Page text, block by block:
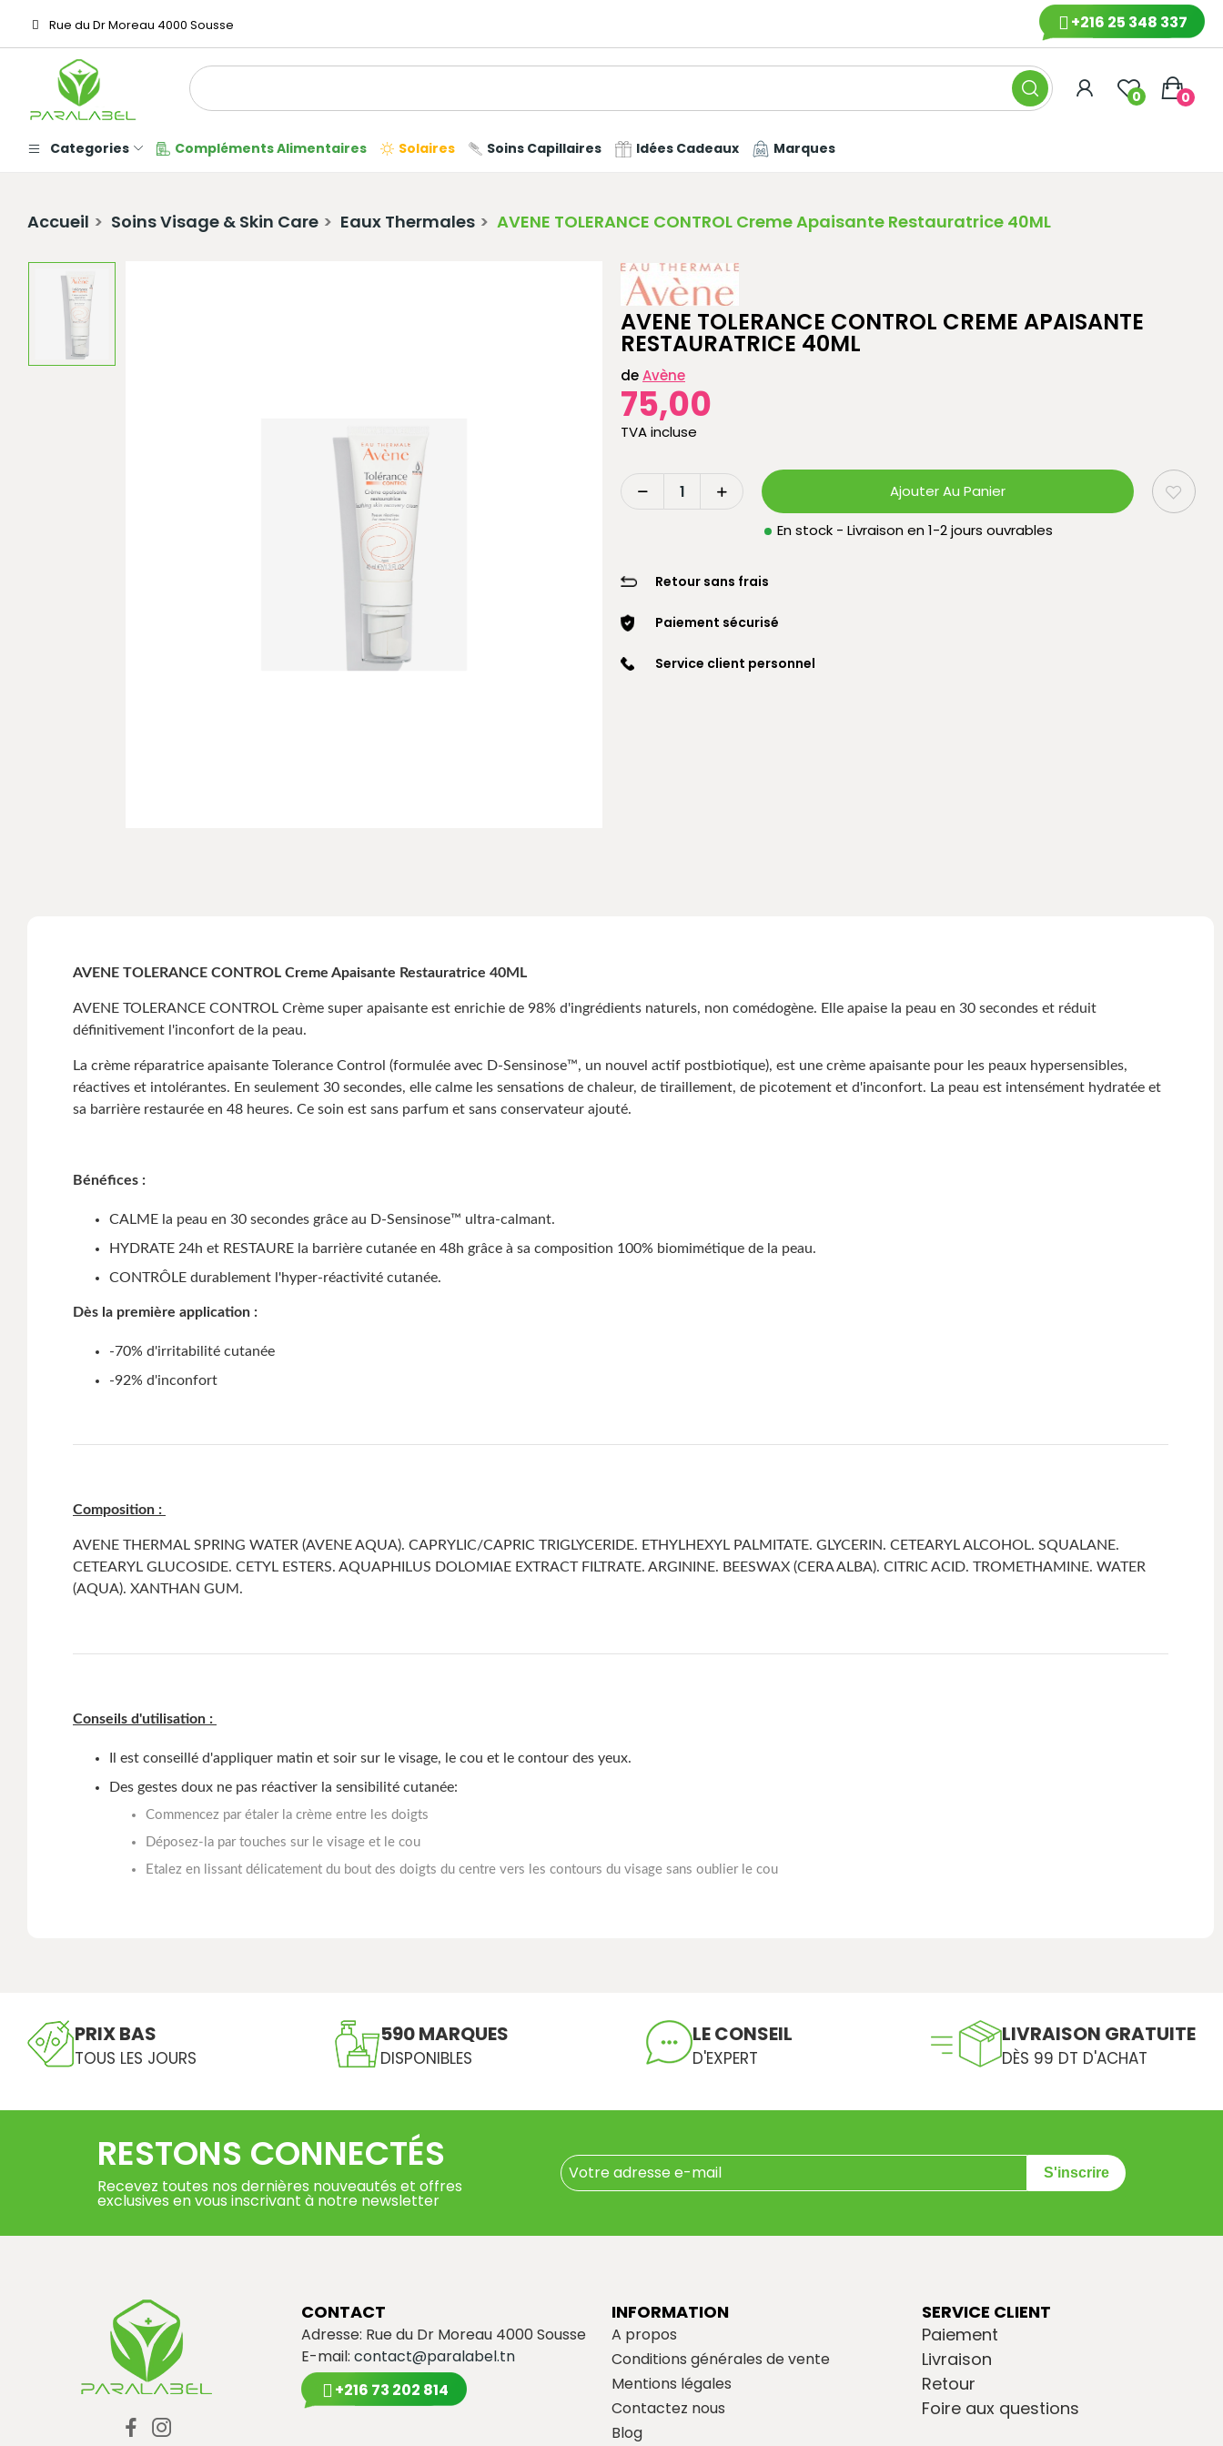
Rue du Dr Moreau 4000 Sousse +216 25 348 337
0 0
Categories Compléments Alimentaires Solaires Soins Capillaires Idées Cadeaux Marques
Accueil Soins Visage & Skin Care Eaux Thermales AVENE TOLERANCE CONTROL Creme Apaisante Restauratrice 40ML
AVENE TOLERANCE CONTROL CREME APAISANTE
RESTAURATRICE 40ML
deAvène
75,00
TVA incluse
Ajouter Au Panier
En stock - Livraison en 1-2 jours ouvrables
Retour sans frais
Paiement sécurisé
Service client personnel
AVENE TOLERANCE CONTROL Creme Apaisante Restauratrice 40ML
AVENE TOLERANCE CONTROL Crème super apaisante est enrichie de 98% d'ingrédients naturels, non comédogène. Elle apaise la peau en 30 secondes et réduit
définitivement l'inconfort de la peau.
La crème réparatrice apaisante Tolerance Control (formulée avec D-Sensinose™, un nouvel actif postbiotique), est une crème apaisante pour les peaux hypersensibles,
réactives et intolérantes. En seulement 30 secondes, elle calme les sensations de chaleur, de tiraillement, de picotement et d'inconfort. La peau est intensément hydratée et
sa barrière restaurée en 48 heures. Ce soin est sans parfum et sans conservateur ajouté.
Bénéfices :
CALME la peau en 30 secondes grâce au D-Sensinose™ ultra-calmant.
HYDRATE 24h et RESTAURE la barrière cutanée en 48h grâce à sa composition 100% biomimétique de la peau.
CONTRÔLE durablement l'hyper-réactivité cutanée.
Dès la première application :
-70% d'irritabilité cutanée
-92% d'inconfort
Composition :
AVENE THERMAL SPRING WATER (AVENE AQUA). CAPRYLIC/CAPRIC TRIGLYCERIDE. ETHYLHEXYL PALMITATE. GLYCERIN. CETEARYL ALCOHOL. SQUALANE.
CETEARYL GLUCOSIDE. CETYL ESTERS. AQUAPHILUS DOLOMIAE EXTRACT FILTRATE. ARGININE. BEESWAX (CERA ALBA). CITRIC ACID. TROMETHAMINE. WATER
(AQUA). XANTHAN GUM.
Conseils d'utilisation :
Il est conseillé d'appliquer matin et soir sur le visage, le cou et le contour des yeux.
Des gestes doux ne pas réactiver la sensibilité cutanée:
Commencez par étaler la crème entre les doigts
Déposez-la par touches sur le visage et le cou
Etalez en lissant délicatement du bout des doigts du centre vers les contours du visage sans oublier le cou
PRIX BAS
TOUS LES JOURS
590 MARQUES
DISPONIBLES
LE CONSEIL
D'EXPERT
LIVRAISON GRATUITE
DÈS 99 DT D'ACHAT
RESTONS CONNECTÉS
Recevez toutes nos dernières nouveautés et offres
exclusives en vous inscrivant à notre newsletter
S'inscrire
CONTACT
Adresse: Rue du Dr Moreau 4000 Sousse
E-mail: contact@paralabel.tn
+216 73 202 814
INFORMATION
A propos
Conditions générales de vente
Mentions légales
Contactez nous
Blog
SERVICE CLIENT
Paiement
Livraison
Retour
Foire aux questions